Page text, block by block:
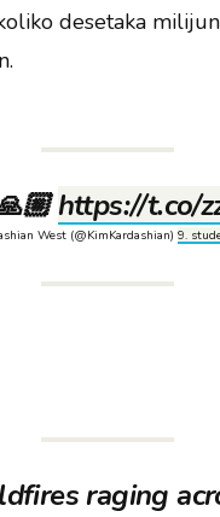
desetaka
https://t.co/
West (@KimKardashian) 9.
raging